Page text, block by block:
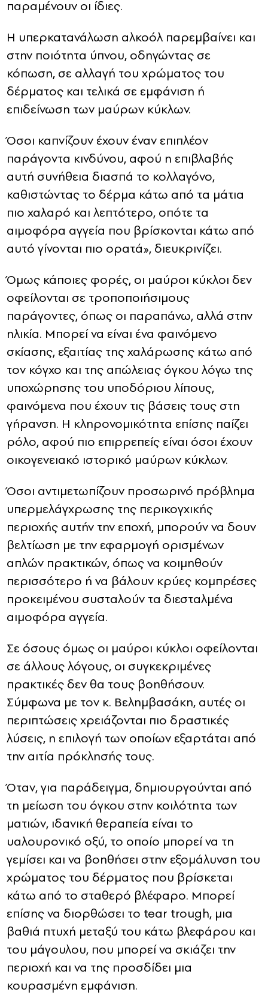
παραμένουν οι ίδιες.
Η υπερκατανάλωση αλκοόλ παρεμβαίνει και
στην ποιότητα ύπνου, οδηγώντας σε
κόπωση, σε αλλαγή του χρώματος του
δέρματος και τελικά σε εμφάνιση ή
επιδείνωση των μαύρων κύκλων.
Όσοι καπνίζουν έχουν έναν επιπλέον
παράγοντα κινδύνου, αφού η επιβλαβής
αυτή συνήθεια διασπά το κολλαγόνο,
καθιστώντας το δέρμα κάτω από τα μάτια
πιο χαλαρό και λεπτότερο, οπότε τα
αιμοφόρα αγγεία που βρίσκονται κάτω από
αυτό γίνονται πιο ορατά», διευκρινίζει.
Όμως κάποιες φορές, οι μαύροι κύκλοι δεν
οφείλονται σε τροποποιήσιμους
παράγοντες, όπως οι παραπάνω, αλλά στην
ηλικία. Μπορεί να είναι ένα φαινόμενο
σκίασης, εξαιτίας της χαλάρωσης κάτω από
τον κόγχο και της απώλειας όγκου λόγω της
υποχώρησης του υποδόριου λίπους,
φαινόμενα που έχουν τις βάσεις τους στη
γήρανση. Η κληρονομικότητα επίσης παίζει
ρόλο, αφού πιο επιρρεπείς είναι όσοι έχουν
οικογενειακό ιστορικό μαύρων κύκλων.
Όσοι αντιμετωπίζουν προσωρινό πρόβλημα
υπερμελάγχρωσης της περικογχικής
περιοχής αυτήν την εποχή, μπορούν να δουν
βελτίωση με την εφαρμογή ορισμένων
απλών πρακτικών, όπως να κοιμηθούν
περισσότερο ή να βάλουν κρύες κομπρέσες
προκειμένου συσταλούν τα διεσταλμένα
αιμοφόρα αγγεία.
Σε όσους όμως οι μαύροι κύκλοι οφείλονται
σε άλλους λόγους, οι συγκεκριμένες
πρακτικές δεν θα τους βοηθήσουν.
Σύμφωνα με τον κ. Βελημβασάκη, αυτές οι
περιπτώσεις χρειάζονται πιο δραστικές
λύσεις, η επιλογή των οποίων εξαρτάται από
την αιτία πρόκλησής τους.
Όταν, για παράδειγμα, δημιουργούνται από
τη μείωση του όγκου στην κοιλότητα των
ματιών, ιδανική θεραπεία είναι το
υαλουρονικό οξύ, το οποίο μπορεί να τη
γεμίσει και να βοηθήσει στην εξομάλυνση του
χρώματος του δέρματος που βρίσκεται
κάτω από το σταθερό βλέφαρο. Μπορεί
επίσης να διορθώσει το tear trough, μια
βαθιά πτυχή μεταξύ του κάτω βλεφάρου και
του μάγουλου, που μπορεί να σκιάζει την
περιοχή και να της προσδίδει μια
κουρασμένη εμφάνιση.